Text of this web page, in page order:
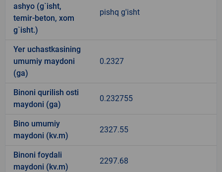
ashyo (g`isht,
temir-beton, xom
g`isht.)
pishq g'isht
Yer uchastkasining
umumiy maydoni
(ga)
0.2327
Binoni qurilish osti
maydoni (ga)
0.232755
Bino umumiy
maydoni (kv.m)
2327.55
Binoni foydali
maydoni (kv.m)
2297.68